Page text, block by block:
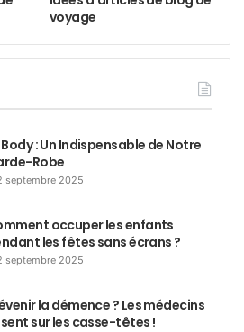
voyage
Body : Un Indispensable de Notre
Robe
septembre 2025
occuper les enfants
les fêtes sans écrans ?
septembre 2025
la démence ? Les médecins
sur les casse-têtes !